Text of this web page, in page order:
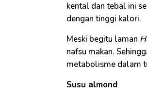
kental dan tebal ini
dengan tinggi kalori.
Meski begitu laman
nafsu makan.
metabolisme dalam
Susu almond